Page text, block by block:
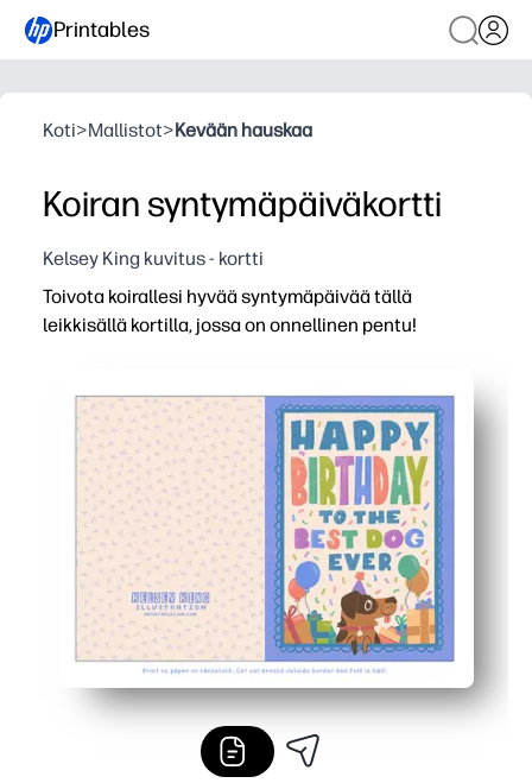
Printables
Koti>Mallistot>Kevään hauskaa
Koiran syntymäpäiväkortti
Kelsey King kuvitus - kortti
Toivota koirallesi hyvää syntymäpäivää tällä
leikkisällä kortilla, jossa on onnellinen pentu!
Rohkea, iloinen pentutaide ilahduttaa lapsia ja
Helppo kotitulostus kirjeelle tai A4-paperille - tulosta
Tyhjä sisustus antaa sinulle tilaa sydämelliselle